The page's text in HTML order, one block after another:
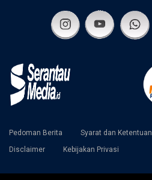
Pedoman Berita Syarat dan Ketentuan
Disclaimer
Kebijakan Privasi